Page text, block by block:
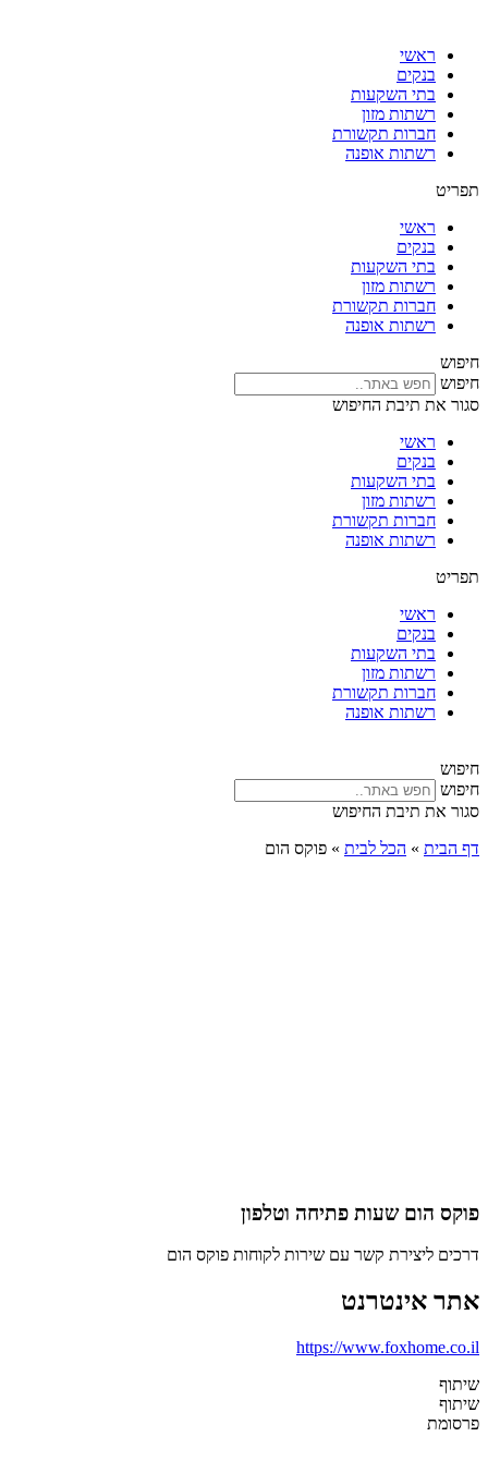
ראשי
בנקים
בתי השקעות
רשתות מזון
חברות תקשורת
רשתות אופנה
תפריט
ראשי
בנקים
בתי השקעות
רשתות מזון
חברות תקשורת
רשתות אופנה
חיפוש
חיפוש
סגור את תיבת החיפוש
ראשי
בנקים
בתי השקעות
רשתות מזון
חברות תקשורת
רשתות אופנה
תפריט
ראשי
בנקים
בתי השקעות
רשתות מזון
חברות תקשורת
רשתות אופנה
חיפוש
חיפוש
סגור את תיבת החיפוש
דף הבית » הכל לבית » פוקס הום
פוקס הום שעות פתיחה וטלפון
דרכים ליצירת קשר עם שירות לקוחות פוקס הום
אתר אינטרנט
https://www.foxhome.co.il
שיתוף
שיתוף
פרסומת